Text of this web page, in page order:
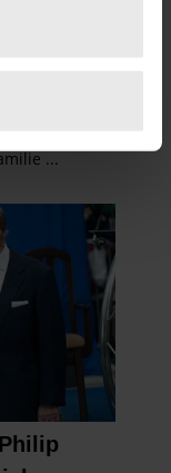
(fingerprinting)
te
te bieden
Ook delen we
met onze
analyse. Deze
met andere
die ze hebben
hun services. U
website blijft